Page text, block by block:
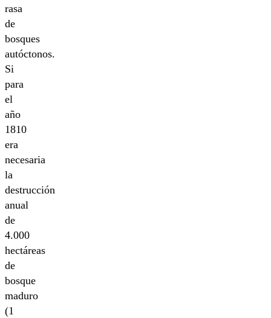
rasa
de
bosques
autóctonos.
Si
para
el
año
1810
era
necesaria
la
destrucción
anual
de
4.000
hectáreas
de
bosque
maduro
(1